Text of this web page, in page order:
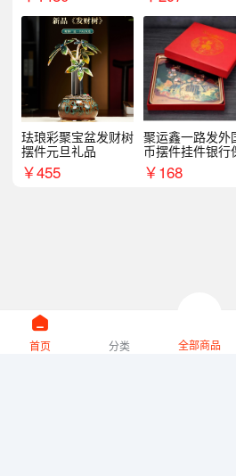
珐琅彩聚宝盆发财树
摆件元旦礼品
￥455
聚运鑫一路发外
币摆件挂件银行
商务礼
￥168
首页 分类 全部商品